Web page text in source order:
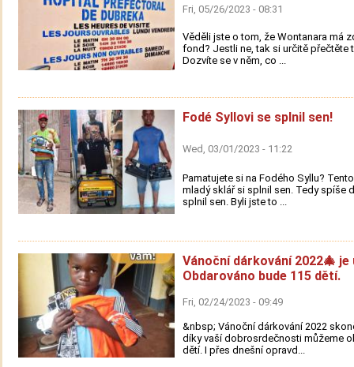
Fri, 05/26/2023 - 08:31
Věděli jste o tom, že Wontanara má
fond? Jestli ne, tak si určitě přečtěte
Dozvíte se v něm, co ...
Fodé Syllovi se splnil sen!
Wed, 03/01/2023 - 11:22
Pamatujete si na Fodého Syllu?
mladý sklář si splnil sen. Tedy spíše
splnil sen. Byli jste to ...
Vánoční dárkování 2022🎄 je
Obdarováno bude 115 dětí.
Fri, 02/24/2023 - 09:49
&nbsp; Vánoční dárkování 2022
díky vaší dobrosrdečnosti můžeme
dětí. I přes dnešní opravd...